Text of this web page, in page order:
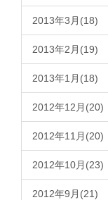
2013年3月(18)
2013年2月(19)
2013年1月(18)
2012年12月(20)
2012年11月(20)
2012年10月(23)
2012年9月(21)